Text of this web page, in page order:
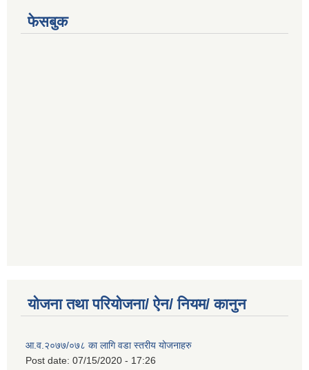
फेसबुक
योजना तथा परियोजना/ ऐन/ नियम/ कानुन
आ.व.२०७७/०७८ का लागि वडा स्तरीय योजनाहरु
Post date: 07/15/2020 - 17:26